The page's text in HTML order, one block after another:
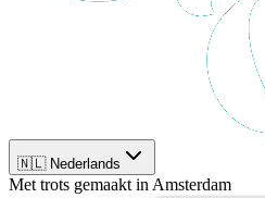
🇳🇱 Nederlands
Met trots gemaakt in Amsterdam